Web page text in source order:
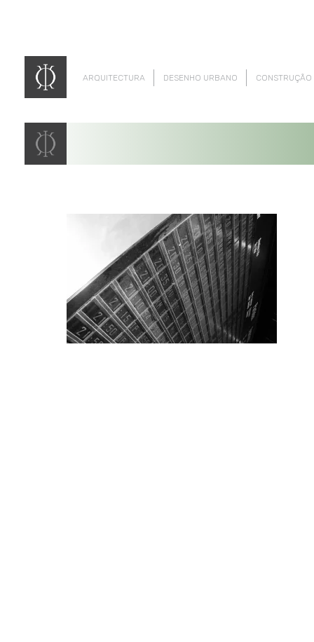
ARQUITECTURA DESENHO URBANO CONSTRUÇÃO